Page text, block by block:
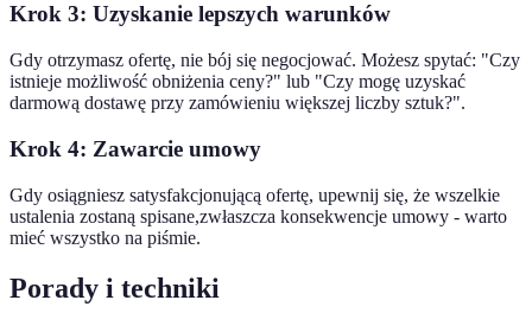
Krok 3: Uzyskanie lepszych warunków
Gdy otrzymasz ofertę, nie bój się negocjować. Możesz spytać: "Czy
istnieje możliwość obniżenia ceny?" lub "Czy mogę uzyskać
darmową dostawę przy zamówieniu większej liczby sztuk?".
Krok 4: Zawarcie umowy
Gdy osiągniesz satysfakcjonującą ofertę, upewnij się, że wszelkie
ustalenia zostaną spisane,zwłaszcza konsekwencje umowy - warto
mieć wszystko na piśmie.
Porady i techniki